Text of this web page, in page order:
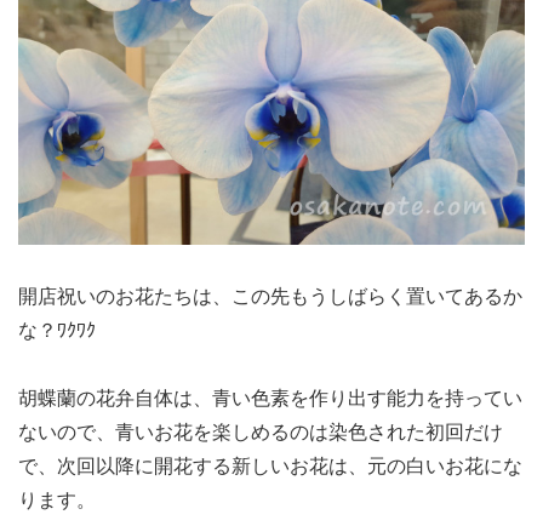
開店祝いのお花たちは、この先もうしばらく置いてあるか
な？ﾜｸﾜｸ
胡蝶蘭の花弁自体は、青い色素を作り出す能力を持ってい
ないので、青いお花を楽しめるのは染色された初回だけ
で、次回以降に開花する新しいお花は、元の白いお花にな
ります。